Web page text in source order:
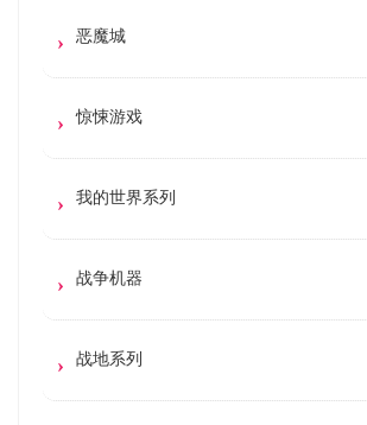
恶魔城
惊悚游戏
我的世界系列
战争机器
战地系列